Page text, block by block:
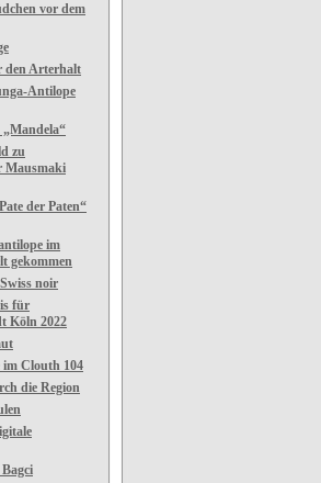
vor dem
den Arterhalt
Antilope
zu
Mausmaki
der Paten“
im
gekommen
noir
für
Köln 2022
im Clouth 104
die Region